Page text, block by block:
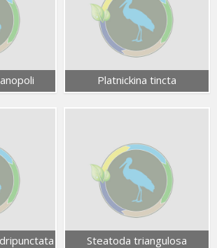
Platnickina tincta
Steatoda triangulosa